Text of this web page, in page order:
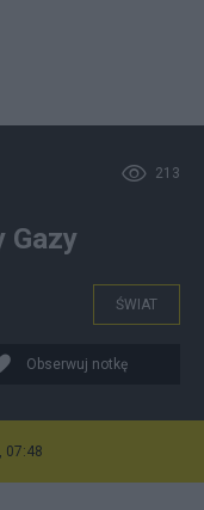
213
Gazy
ŚWIAT
Obserwuj notkę
07:48